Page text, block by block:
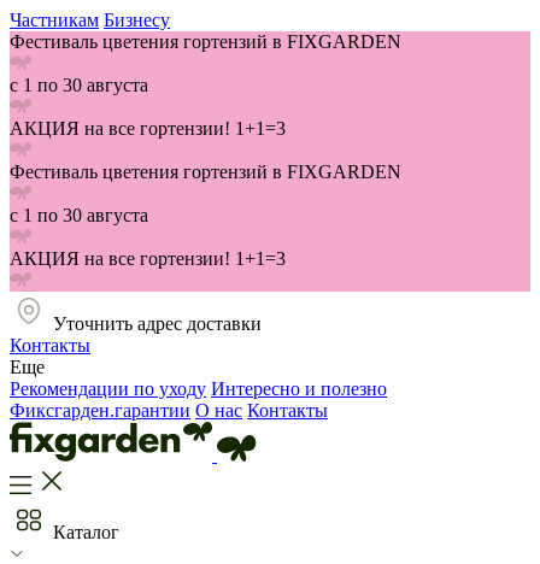
Частникам Бизнесу
Фестиваль цветения гортензий в FIXGARDEN
с 1 по 30 августа
АКЦИЯ на все гортензии! 1+1=3
Фестиваль цветения гортензий в FIXGARDEN
с 1 по 30 августа
АКЦИЯ на все гортензии! 1+1=3
Уточнить адрес доставки
Контакты
Еще
Рекомендации по уходу Интересно и полезно
Фиксгарден.гарантии О нас Контакты
Каталог